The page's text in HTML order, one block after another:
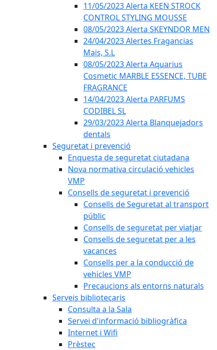
11/05/2023 Alerta KEEN STROCK
CONTROL STYLING MOUSSE
08/05/2023 Alerta SKEYNDOR MEN
24/04/2023 Alertes Fragancias
Mais, S.L
08/05/2023 Alerta Aquarius
Cosmetic MARBLE ESSENCE, TUBE
FRAGRANCE
14/04/2023 Alerta PARFUMS
CODIBEL SL
29/03/2023 Alerta Blanquejadors
dentals
Seguretat i prevenció
Enquesta de seguretat ciutadana
Nova normativa circulació vehicles
VMP
Consells de seguretat i prevenció
Consells de Seguretat al transport
públic
Consells de seguretat per viatjar
Consells de seguretat per a les
vacances
Consells per a la conducció de
vehicles VMP
Precaucions als entorns naturals
Serveis bibliotecaris
Consulta a la Sala
Servei d'informació bibliogràfica
Internet i Wifi
Prèstec